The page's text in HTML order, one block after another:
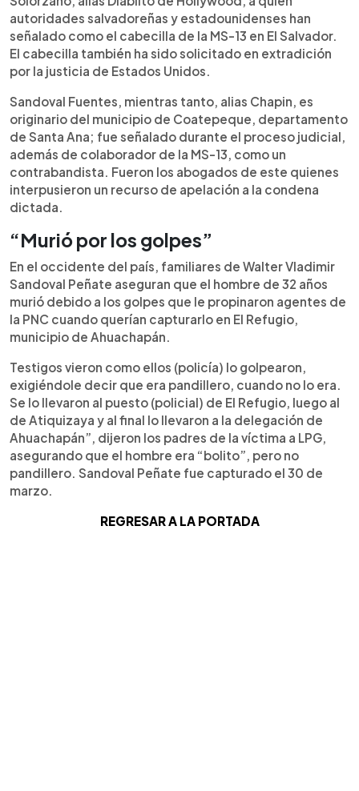
autoridades salvadoreñas y estadounidenses han
señalado como el cabecilla de la MS-13 en El Salvador.
El cabecilla también ha sido solicitado en extradición
por la justicia de Estados Unidos.
Sandoval Fuentes, mientras tanto, alias Chapin, es
originario del municipio de Coatepeque, departamento
de Santa Ana; fue señalado durante el proceso judicial,
además de colaborador de la MS-13, como un
contrabandista. Fueron los abogados de este quienes
interpusieron un recurso de apelación a la condena
dictada.
“Murió por los golpes”
En el occidente del país, familiares de Walter Vladimir
Sandoval Peñate aseguran que el hombre de 32 años
murió debido a los golpes que le propinaron agentes de
la PNC cuando querían capturarlo en El Refugio,
municipio de Ahuachapán.
Testigos vieron como ellos (policía) lo golpearon,
exigiéndole decir que era pandillero, cuando no lo era.
Se lo llevaron al puesto (policial) de El Refugio, luego al
de Atiquizaya y al final lo llevaron a la delegación de
Ahuachapán”, dijeron los padres de la víctima a LPG,
asegurando que el hombre era “bolito”, pero no
pandillero. Sandoval Peñate fue capturado el 30 de
marzo.
REGRESAR A LA PORTADA